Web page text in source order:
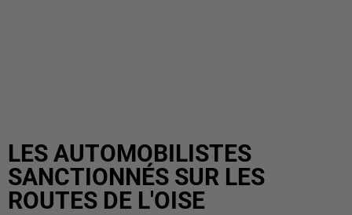
LES AUTOMOBILISTES
SANCTIONNÉS SUR LES
ROUTES DE L'OISE